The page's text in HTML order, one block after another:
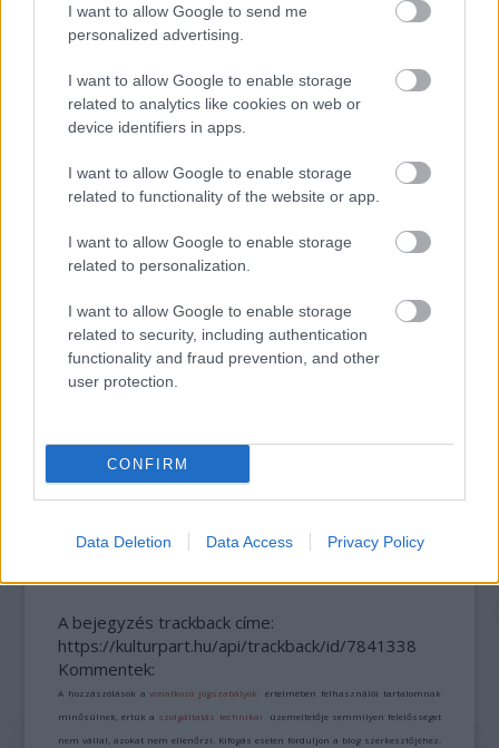
I want to allow Google to send me
personalized advertising.
I want to allow Google to enable storage
related to analytics like cookies on web or
device identifiers in apps.
I want to allow Google to enable storage
related to functionality of the website or app.
I want to allow Google to enable storage
related to personalization.
I want to allow Google to enable storage
related to security, including authentication
functionality and fraud prevention, and other
user protection.
CONFIRM
Data Deletion Data Access Privacy Policy
ELSTARTOLT A MŰVÉSZETEK VÖLGYE
AZ EMBERSÉG ÜNNEPE
„AZ EMBERT EMBERRÉ TETTE…” – VASÁRNAP
A bejegyzés trackback címe:
https://kulturpart.hu/api/trackback/id/7841338
Kommentek:
A hozzászólások avonatkozó jogszabályok értelmében felhasználói tartalomnak
minősülnek, értük a szolgáltatás technikai üzemeltetője semmilyen felelősséget
nem vállal, azokat nem ellenőrzi. Kifogás esetén forduljon a blog szerkesztőjéhez.